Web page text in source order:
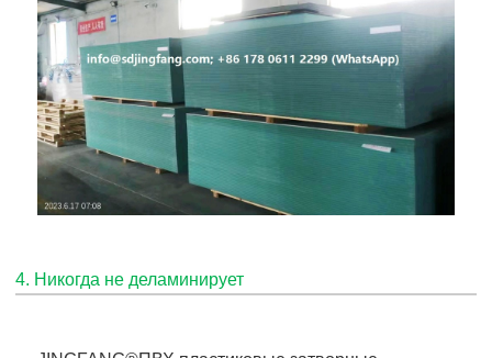
4. Никогда не деламинирует